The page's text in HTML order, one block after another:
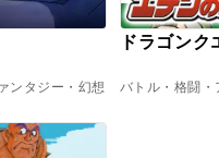
ンタジー・幻想
ドラゴン
バトル・格闘